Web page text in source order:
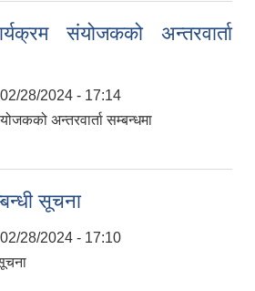
संयोजकको अन्तरवार्ता
28/2024 - 17:14
अन्तरवार्ता सम्बन्धमा
सूचना
28/2024 - 17:10